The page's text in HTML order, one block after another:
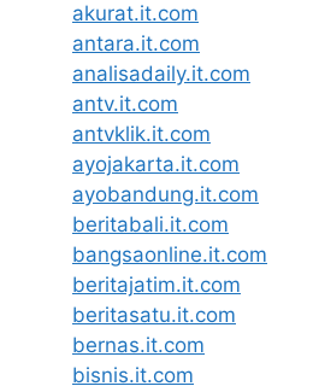
akurat.it.com
antara.it.com
analisadaily.it.com
antv.it.com
antvklik.it.com
ayojakarta.it.com
ayobandung.it.com
beritabali.it.com
bangsaonline.it.com
beritajatim.it.com
beritasatu.it.com
bernas.it.com
bisnis.it.com